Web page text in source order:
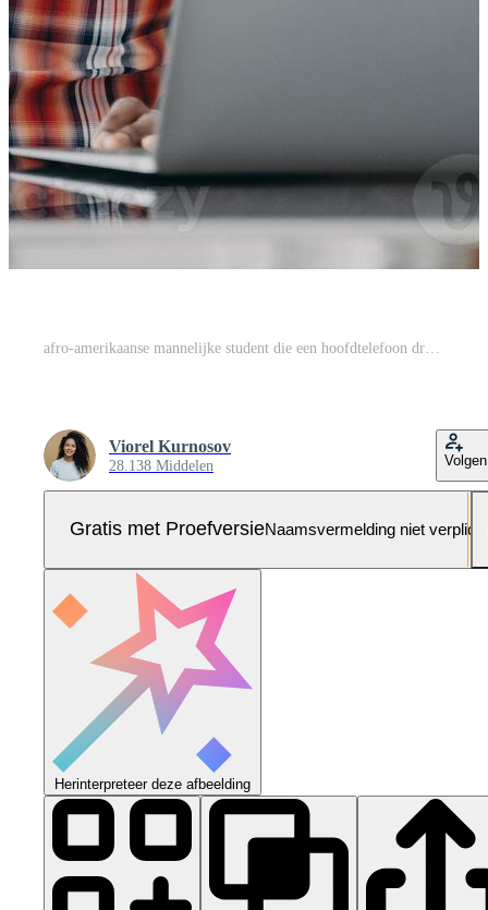
Viorel Kurnosov
28.138 Middelen Volgen
Gratis met ProefversieNaamsvermelding niet verplicht
Herinterpreteer deze afbeelding